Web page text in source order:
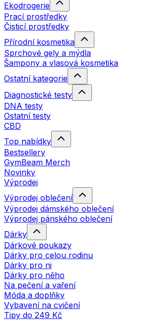
Ekodrogerie
Prací prostředky
Čisticí prostředky
Přírodní kosmetika
Sprchové gely a mýdla
Šampony a vlasová kosmetika
Ostatní kategorie
Diagnostické testy
DNA testy
Ostatní testy
CBD
Top nabídky
Bestsellery
GymBeam Merch
Novinky
Výprodej
Výprodej oblečení
Výprodej dámského oblečení
Výprodej pánského oblečení
Dárky
Dárkové poukazy
Dárky pro celou rodinu
Dárky pro ni
Dárky pro něho
Na pečení a vaření
Móda a doplňky
Vybavení na cvičení
Tipy do 249 Kč